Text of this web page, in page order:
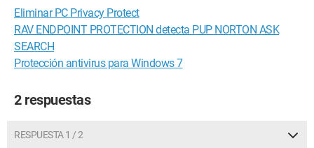
Eliminar PC Privacy Protect
RAV ENDPOINT PROTECTION detecta PUP NORTON ASK
SEARCH
Protección antivirus para Windows 7
2 respuestas
RESPUESTA 1 / 2